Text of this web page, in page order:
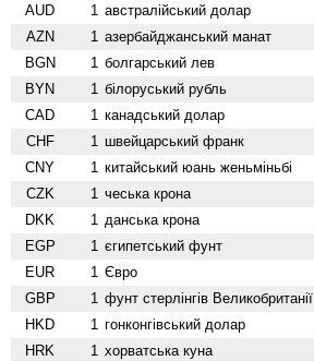
AUD
1 австралійський долар
AZN 1 азербайджанський манат
BGN 1 болгарський лев
BYN 1 білоруський рубль
CAD 1 канадський долар
CHF 1 швейцарський франк
CNY 1 китайський юань женьмiньбi
CZK 1 чеська крона
DKK 1 данська крона
EGP 1 єгипетський фунт
EUR 1 Євро
GBP 1 фунт стерлінгів Велико­британії
HKD 1 гонконгівський долар
HRK 1 хорватська куна